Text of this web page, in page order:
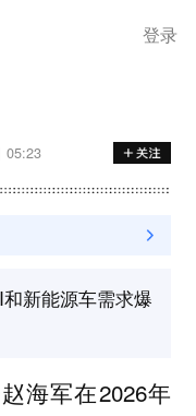
登录
05:23
新能源车需求爆
海军在2026年